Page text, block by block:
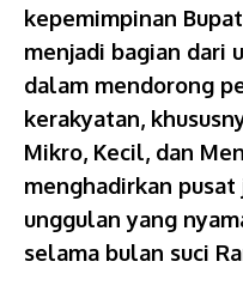
kepemimpinan
menjadi bagian dari
dalam mendorong
kerakyatan,
Mikro, Kecil, dan
menghadirkan pusat
unggulan yang
selama bulan suci